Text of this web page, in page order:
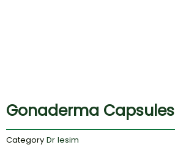
Gonaderma Capsules
Category Dr lesim